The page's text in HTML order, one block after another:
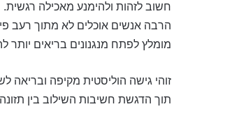
חשוב לזהות ולהימנע מאכילה רגשית.
הרבה אנשים אוכלים לא מתוך רעב
מומלץ לפתח מנגנונים בריאים יותר
זוהי גישה הוליסטית מקיפה ובריאה
תוך הדגשת חשיבות השילוב בין תזונה